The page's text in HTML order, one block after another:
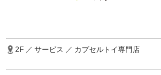
2F ／ サービス ／ カプセルトイ専門店